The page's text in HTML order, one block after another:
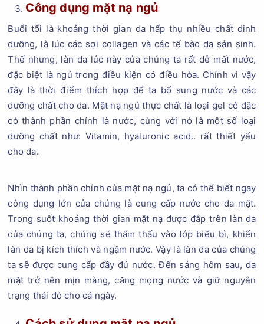
Công dụng mặt nạ ngủ
Buổi tối là khoảng thời gian da hấp thụ nhiều chất dinh
dưỡng, là lúc các sợi collagen và các tế bào da sản sinh.
Thế nhưng, làn da lúc này của chúng ta rất dễ mất nước,
đặc biệt là ngủ trong điều kiện có điều hòa. Chính vì vậy
đây là thời điểm thích hợp để ta bổ sung nước và các
dưỡng chất cho da. Mặt nạ ngủ thực chất là loại gel cô đặc
có thành phần chính là nước, cùng với nó là một số loại
dưỡng chất như: Vitamin, hyaluronic acid.. rất thiết yếu
cho da.
Nhìn thành phần chính của mặt nạ ngủ, ta có thể biết ngay
công dụng lớn của chúng là cung cấp nước cho da mặt.
Trong suốt khoảng thời gian mặt nạ được đắp trên làn da
của chúng ta, chúng sẽ thẩm thấu vào lớp biểu bì, khiến
làn da bị kích thích và ngậm nước. Vậy là làn da của chúng
ta sẽ được cung cấp đầy đủ nước. Đến sáng hôm sau, da
mặt trở nên mịn màng, căng mọng nước và giữ nguyên
trạng thái đó cho cả ngày.